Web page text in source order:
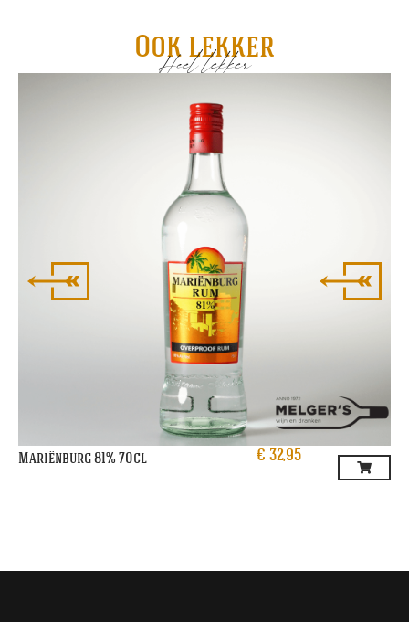
Ook lekker
Heel lekker
Mariënburg 81% 70cl € 32,95